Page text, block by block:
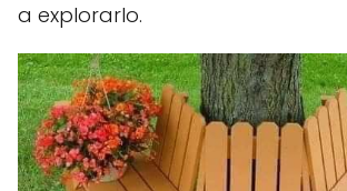
a explorarlo.